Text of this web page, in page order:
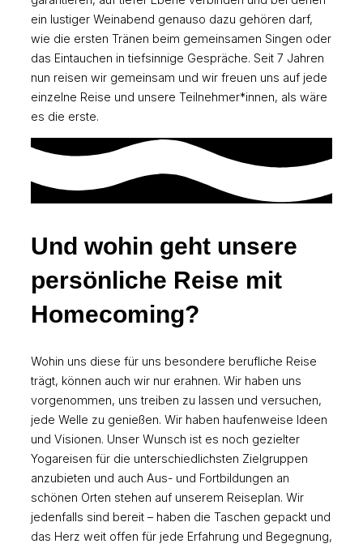
ein lustiger Weinabend genauso dazu gehören darf,
wie die ersten Tränen beim gemeinsamen Singen oder
das Eintauchen in tiefsinnige Gespräche. Seit 7 Jahren
nun reisen wir gemeinsam und wir freuen uns auf jede
einzelne Reise und unsere Teilnehmer*innen, als wäre
es die erste.
Und wohin geht unsere
persönliche Reise mit
Homecoming?
Wohin uns diese für uns besondere berufliche Reise
trägt, können auch wir nur erahnen. Wir haben uns
vorgenommen, uns treiben zu lassen und versuchen,
jede Welle zu genießen. Wir haben haufenweise Ideen
und Visionen. Unser Wunsch ist es noch gezielter
Yogareisen für die unterschiedlichsten Zielgruppen
anzubieten und auch Aus- und Fortbildungen an
schönen Orten stehen auf unserem Reiseplan. Wir
jedenfalls sind bereit – haben die Taschen gepackt und
das Herz weit offen für jede Erfahrung und Begegnung,